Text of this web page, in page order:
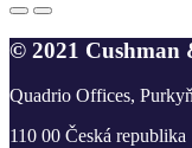
© 2021 Cushman
Quadrio Offices,
110 00 Česká republika